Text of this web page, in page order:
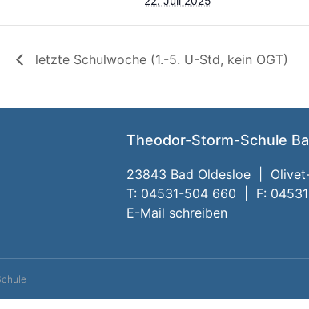
letzte Schulwoche (1.-5. U-Std, kein OGT)
Theodor-Storm-Schule
23843 Bad Oldesloe |
T: 04531-504 660 | F:
E-Mail schreiben